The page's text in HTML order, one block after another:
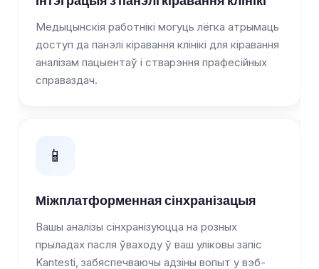
Медыцынскія работнікі могуць лёгка атрымаць
доступ да панэлі кіравання клінікі для кіравання
аналізам пацыентаў і стварэння прафесійных
справаздач.
📱
Міжплатформенная сінхранізацыя
Вашы аналізы сінхранізуюцца на розных
прыладах пасля ўваходу ў ваш уліковы запіс
Kantesti, забяспечваючы адзіны вопыт у вэб-